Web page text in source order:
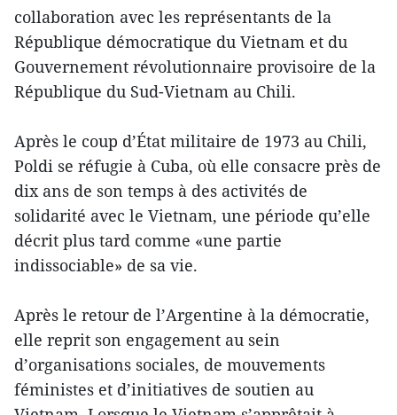
collaboration avec les représentants de la
République démocratique du Vietnam et du
Gouvernement révolutionnaire provisoire de la
République du Sud-Vietnam au Chili.
Après le coup d’État militaire de 1973 au Chili,
Poldi se réfugie à Cuba, où elle consacre près de
dix ans de son temps à des activités de
solidarité avec le Vietnam, une période qu’elle
décrit plus tard comme «une partie
indissociable» de sa vie.
Après le retour de l’Argentine à la démocratie,
elle reprit son engagement au sein
d’organisations sociales, de mouvements
féministes et d’initiatives de soutien au